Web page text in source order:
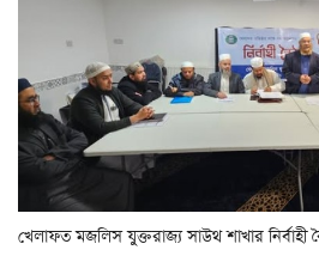
খেলাফত মজলিস যুক্তরাজ্য সাউথ শাখার নির্বাহী